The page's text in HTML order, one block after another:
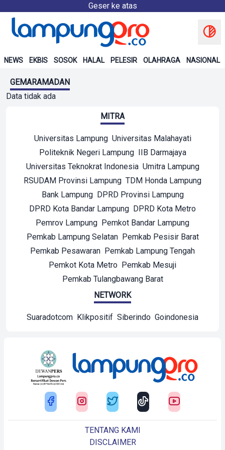
Geser ke atas
NEWS EKBIS SOSOK HALAL PELESIR OLAHRAGA NASIONAL
GEMARAMADAN
Data tidak ada
MITRA
Universitas Lampung Universitas Malahayati
Politeknik Negeri Lampung IIB Darmajaya
Universitas Teknokrat Indonesia Umitra Lampung
RSUDAM Provinsi Lampung TDM Honda Lampung
Bank Lampung DPRD Provinsi Lampung
DPRD Kota Bandar Lampung DPRD Kota Metro
Pemrov Lampung Pemkot Bandar Lampung
Pemkab Lampung Selatan Pemkab Pesisir Barat
Pemkab Pesawaran Pemkab Lampung Tengah
Pemkot Kota Metro Pemkab Mesuji
Pemkab Tulangbawang Barat
NETWORK
Suaradotcom Klikpositif Siberindo Goindonesia
TENTANG KAMI
DISCLAIMER